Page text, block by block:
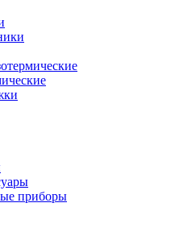
приборы